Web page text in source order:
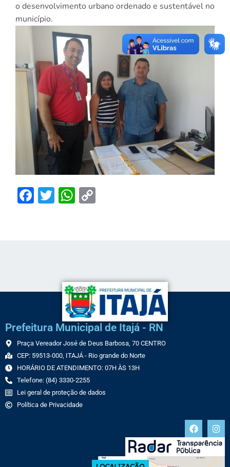
o desenvolvimento urbano ordenado e sustentável no
município.
Facebook
TwitterWhatsApp
Prefeitura Municipal de Itajá - RN
Praça Vereador José de Deus Barbosa, 70 CENTRO
CEP: 59513-000, ITAJÁ - Rio grande do Norte
HORÁRIO DE ATENDIMENTO: 07H ÀS 13H
Telefone: (84) 3330-2255
Lei geral de proteção de dados
Política de Privacidade